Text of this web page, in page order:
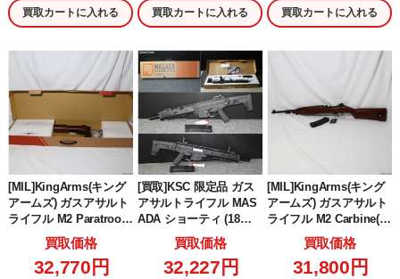
買取カートに入れる 買取カートに入れる 買取カートに入れる
[MIL]KingArms(キング
アームズ) ガスアサルト
ライフル M2 Paratroop
er(プレデター) GBB(KA-
AG-261-WO) (18歳以上
専用)
買取価格
32,770円
[買取]KSC 限定品 ガス
アサルトライフル MAS
ADA ショーティ (18歳
以上専用)
買取価格
32,227円
[MIL]KingArms(キング
アームズ) ガスアサルト
ライフル M2 Carbine(カ
ービン) GBB(KA-AG-26
2-WO) (18歳以上専用)
買取価格
31,800円